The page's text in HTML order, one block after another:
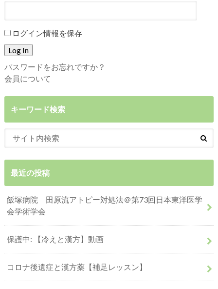
ログイン情報を保存
パスワードをお忘れですか？
会員について
キーワード検索
最近の投稿
飯塚病院 田原流アトピー対処法＠第73回日本東洋医学
会学術学会
保護中: 【冷えと漢方】動画
コロナ後遺症と漢方薬【補足レッスン】